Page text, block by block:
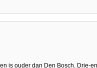
is ouder dan Den Bosch. Drie-